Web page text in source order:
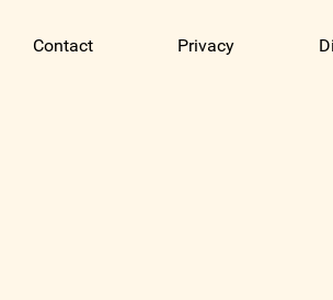
Contact Privacy